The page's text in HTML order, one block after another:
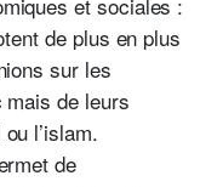
de plus en plus
sur les
mais de leurs
l’islam.
de